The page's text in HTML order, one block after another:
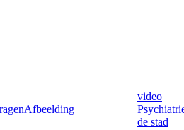
Afbeelding
video
de stad